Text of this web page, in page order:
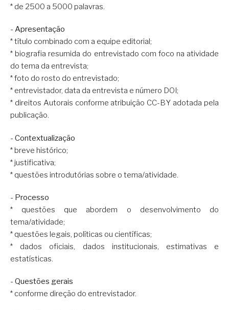
* de 2500 a 5000 palavras.
- Apresentação
* título combinado com a equipe editorial;
* biografia resumida do entrevistado com foco na atividade
do tema da entrevista;
* foto do rosto do entrevistado;
* entrevistador, data da entrevista e número DOI;
* direitos Autorais conforme atribuição CC-BY adotada pela
publicação.
- Contextualização
* breve histórico;
* justificativa;
* questões introdutórias sobre o tema/atividade.
- Processo
* questões que abordem o desenvolvimento do
tema/atividade;
* questões legais, políticas ou científicas;
* dados oficiais, dados institucionais, estimativas e
estatísticas.
- Questões gerais
* conforme direção do entrevistador.